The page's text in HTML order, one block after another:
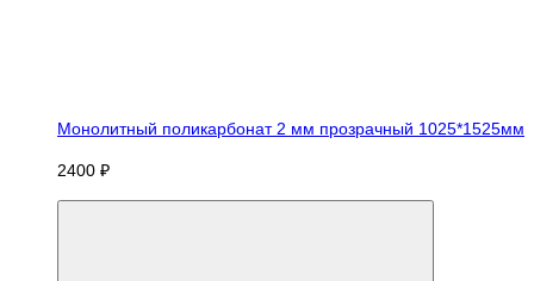
Монолитный поликарбонат 2 мм прозрачный 1025*1525мм
2400 ₽